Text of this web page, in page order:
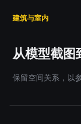
建筑与室内
从模型截图
保留空间关系，以